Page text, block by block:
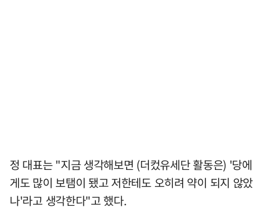
정 대표는 "지금 생각해보면 (더컸유세단 활동은) '당에
게도 많이 보탬이 됐고 저한테도 오히려 약이 되지 않았
나'라고 생각한다"고 했다.